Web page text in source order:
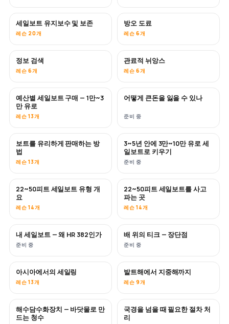
세일보트 유지보수 및 보존
레슨 20개
곧 공개
방오 도료
레슨 6개
정보 검색
레슨 6개
관료적 뉘앙스
레슨 6개
곧 공개
예산별 세일보트 구매 — 1만~3
만 유로
레슨 13개
곧 공개
어떻게 큰돈을 잃을 수 있나
준비 중
신규
보트를 유리하게 판매하는 방
법
레슨 13개
신규
3~5년 안에 3만~10만 유로 세
일보트로 키우기
준비 중
곧 공개
22~50피트 세일보트 유형 개
요
레슨 14개
곧 공개
22~50피트 세일보트를 사고
파는 곳
레슨 14개
곧 공개
내 세일보트 — 왜 HR 382인가
준비 중
곧 공개
배 위의 티크 — 장단점
준비 중
곧 공개
아시아에서의 세일링
레슨 13개
곧 공개
발트해에서 지중해까지
레슨 9개
곧 공개
해수담수화장치 — 바닷물로 만
드는 청수
국경을 넘을 때 필요한 절차 처
리